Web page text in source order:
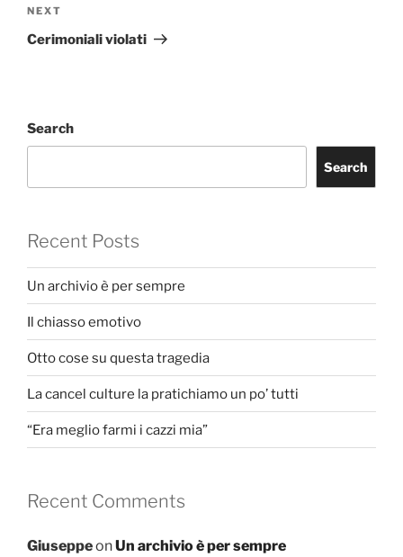
Next
Post
NEXT
Cerimoniali violati
Search
Search
Recent Posts
Un archivio è per sempre
Il chiasso emotivo
Otto cose su questa tragedia
La cancel culture la pratichiamo un po’ tutti
“Era meglio farmi i cazzi mia”
Recent Comments
GiuseppeonUn archivio è per sempre